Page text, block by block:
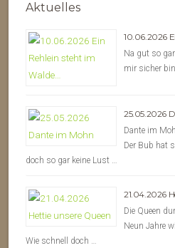
Aktuelles
10.06.2026
Na gut so
mir sicher
25.05.2026
Dante im
Der Bub hat
doch so gar keine Lust …
21.04.2026
Die Queen
Neun Jahre
Wie schnell doch …